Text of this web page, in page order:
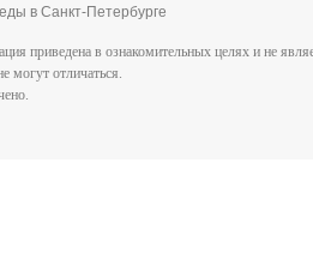
в Санкт-Петербурге
приведена в ознакомительных целях и не
могут отличаться.